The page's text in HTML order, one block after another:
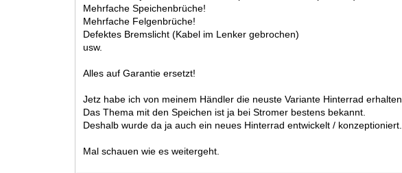
Mehrfache Speichenbrüche!
Mehrfache Felgenbrüche!
Defektes Bremslicht (Kabel im Lenker gebrochen)
usw.
Alles auf Garantie ersetzt!
Jetz habe ich von meinem Händler die neuste Variante Hinterrad erhalten.
Das Thema mit den Speichen ist ja bei Stromer bestens bekannt.
Deshalb wurde da ja auch ein neues Hinterrad entwickelt / konzeptioniert.
Mal schauen wie es weitergeht.